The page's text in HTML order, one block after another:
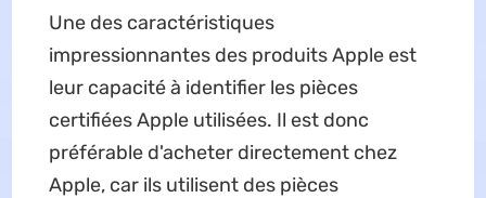
Une des caractéristiques
impressionnantes des produits Apple est
leur capacité à identifier les pièces
certifiées Apple utilisées. Il est donc
préférable d'acheter directement chez
Apple, car ils utilisent des pièces